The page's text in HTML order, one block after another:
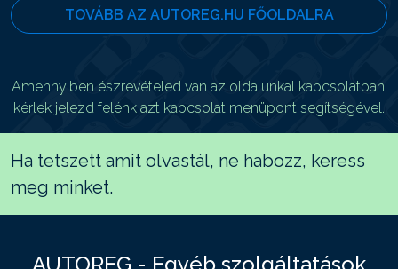
TOVÁBB AZ AUTOREG.HU FŐOLDALRA
Amennyiben észrevételed van az oldalunkal kapcsolatban,
kérlek jelezd felénk azt kapcsolat menüpont segítségével.
Ha tetszett amit olvastál, ne habozz, keress
meg minket.